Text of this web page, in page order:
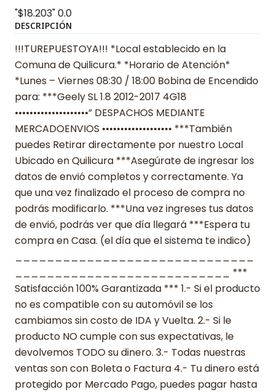
"$18.203"0.0
DESCRIPCIÓN
!!!TUREPUESTOYA!!! *Local establecido en la
Comuna de Quilicura.* *Horario de Atención*
*Lunes – Viernes 08:30 / 18:00 Bobina de Encendido
para: ***Geely SL 1.8 2012-2017 4G18
••••••••••••••••••••” DESPACHOS MEDIANTE
MERCADOENVIOS ••••••••••••••••••• ***También
puedes Retirar directamente por nuestro Local
Ubicado en Quilicura ***Asegúrate de ingresar los
datos de envió completos y correctamente. Ya
que una vez finalizado el proceso de compra no
podrás modificarlo. ***Una vez ingreses tus datos
de envió, podrás ver que día llegará ***Espera tu
compra en Casa. (el día que el sistema te indico)
___________________________ ***
Satisfacción 100% Garantizada *** 1.- Si el producto
no es compatible con su automóvil se los
cambiamos sin costo de IDA y Vuelta. 2.- Si le
producto NO cumple con sus expectativas, le
devolvemos TODO su dinero. 3.- Todas nuestras
ventas son con Boleta o Factura 4.- Tu dinero está
protegido por Mercado Pago, puedes pagar hasta